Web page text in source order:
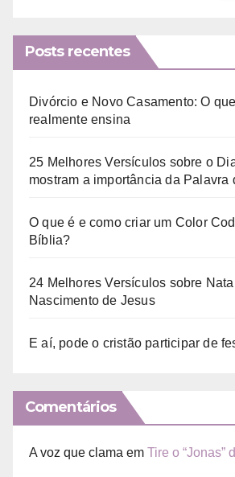
Posts recentes
Divórcio e Novo Casamento: O
realmente ensina
25 Melhores Versículos sobre o
mostram a importância da Palavra
O que é e como criar um Color
Bíblia?
24 Melhores Versículos sobre
Nascimento de Jesus
E aí, pode o cristão participar de
Comentários
A voz que clama em Tire o “Jonas”